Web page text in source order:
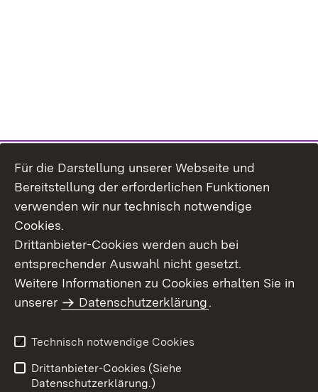
Benutzungshinweise
Erklärung zur
Für die Darstellung unserer Webseite und
Bereitstellung der erforderlichen Funktionen
verwenden wir nur technisch notwendige
Cookies.
Drittanbieter-Cookies werden auch bei
entsprechender Auswahl nicht gesetzt.
Weitere Informationen zu Cookies erhalten Sie in
unserer
Datenschutzerklärung.
Technisch notwendige Cookies
Drittanbieter-Cookies (Siehe
Datenschutzerklärung.)